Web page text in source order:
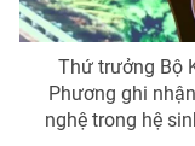
Phó Tổng Biên tập:
Nguyễn Trọng Ninh
Tổng đài VTV:
Ðiện thoại Thời báo
Thứ trưởng Bộ
Phương ghi
nghệ trong hệ